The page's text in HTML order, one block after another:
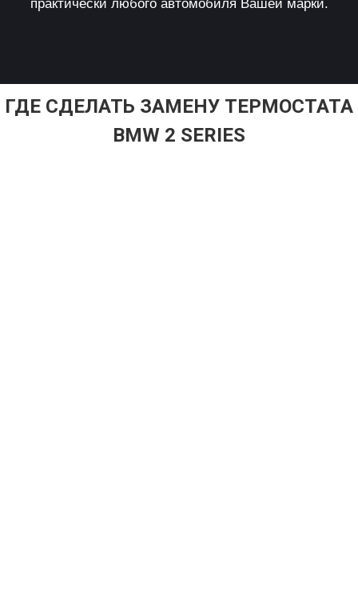
практически любого автомобиля Вашей марки.
ГДЕ СДЕЛАТЬ ЗАМЕНУ ТЕРМОСТАТА
BMW 2 SERIES